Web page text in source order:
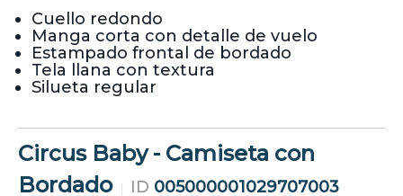
Cuello redondo
Manga corta con detalle de vuelo
Estampado frontal de bordado
Tela llana con textura
Silueta regular
Circus Baby - Camiseta con
Bordado
ID 005000001029707003